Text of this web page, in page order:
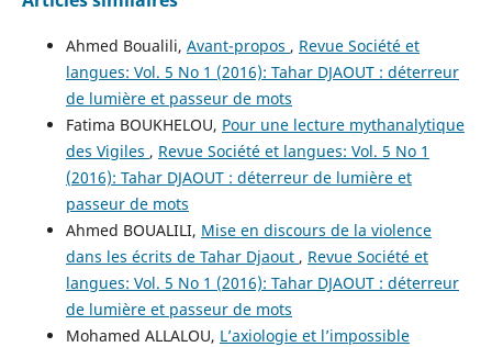
Ahmed Boualili, Avant-propos , Revue Société et
langues: Vol. 5 No 1 (2016): Tahar DJAOUT : déterreur
de lumière et passeur de mots
Fatima BOUKHELOU, Pour une lecture mythanalytique
des Vigiles , Revue Société et langues: Vol. 5 No 1
(2016): Tahar DJAOUT : déterreur de lumière et
passeur de mots
Ahmed BOUALILI, Mise en discours de la violence
dans les écrits de Tahar Djaout , Revue Société et
langues: Vol. 5 No 1 (2016): Tahar DJAOUT : déterreur
de lumière et passeur de mots
Mohamed ALLALOU, L’axiologie et l’impossible